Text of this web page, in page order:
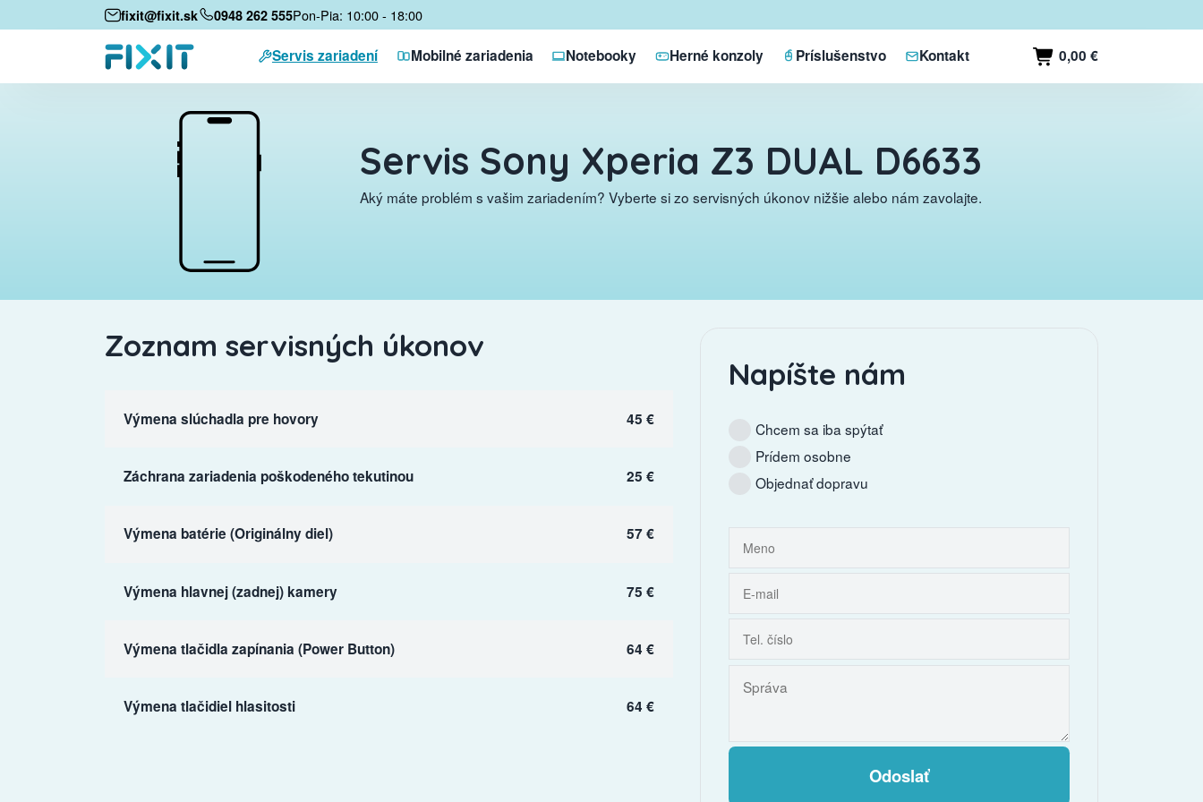
fixit@fixit.sk 0948 262 555Pon-Pia: 10:00 - 18:00
Servis zariadení Mobilné zariadenia Notebooky Herné konzoly Príslušenstvo Kontakt 0,00 €
Servis Sony Xperia Z3 DUAL D6633
Aký máte problém s vašim zariadením? Vyberte si zo servisných úkonov nižšie alebo nám zavolajte.
Zoznam servisných úkonov
Výmena slúchadla pre hovory 45 €
Záchrana zariadenia poškodeného tekutinou 25 €
Výmena batérie (Originálny diel) 57 €
Výmena hlavnej (zadnej) kamery 75 €
Výmena tlačidla zapínania (Power Button) 64 €
Výmena tlačidiel hlasitosti 64 €
Napíšte nám
Chcem sa iba spýtať
Prídem osobne
Objednať dopravu
Odoslať